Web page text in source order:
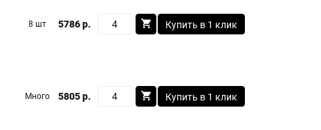
8 шт 5786 р. Купить в 1 клик
Много 5805 р. Купить в 1 клик